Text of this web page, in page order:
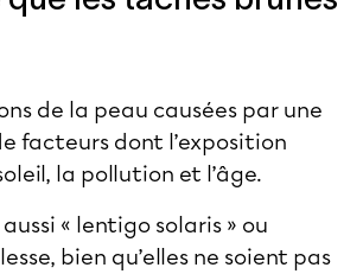
de la peau causées par une
facteurs dont l’exposition
la pollution et l’âge.
« lentigo solaris » ou
bien qu’elles ne soient pas